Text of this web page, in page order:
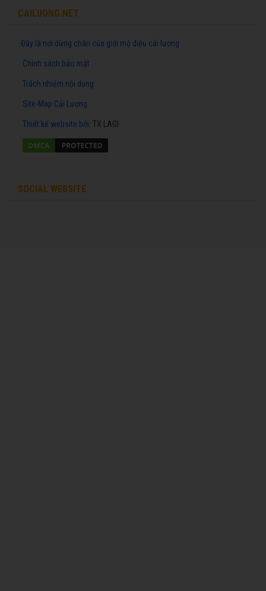
CAILUONG.NET
Đây là nơi dừng chân của giới mộ điệu cải lương
Chính sách bảo mật
Trách nhiệm nội dung
Site-Map Cải Lương
Thiết kế website bởi: TX LAGI
SOCIAL WEBSITE